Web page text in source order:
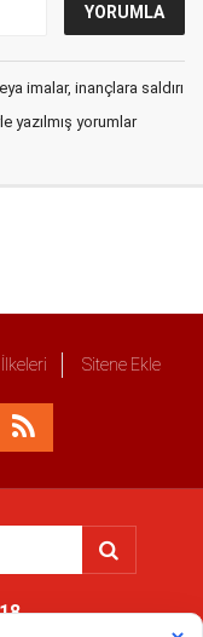
imalar, inançlara saldırı
yazılmış yorumlar
Sitene Ekle